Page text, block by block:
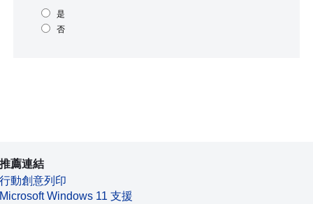
是
否
推薦連結
行動創意列印
Microsoft Windows 11 支援